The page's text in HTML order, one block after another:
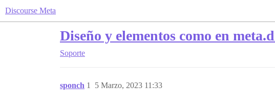
Discourse Meta
Diseño y elementos como en
Soporte
sponch 5 Marzo, 2023 11:33
1